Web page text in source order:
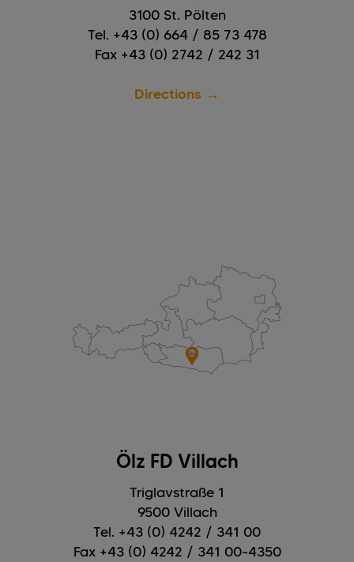
3100 St. Pölten
Tel. +43 (0) 664 / 85 73 478
Fax +43 (0) 2742 / 242 31
Directions →
Ölz FD Villach
Triglavstraße 1
9500 Villach
Tel. +43 (0) 4242 / 341 00
Fax +43 (0) 4242 / 341 00-4350